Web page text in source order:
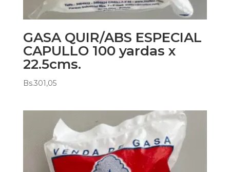
GASA QUIR/ABS ESPECIAL
CAPULLO 100 yardas x
22.5cms.
Bs.301,05